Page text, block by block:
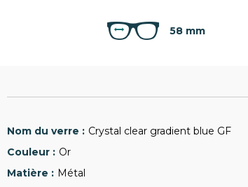
58 mm
Crystal clear gradient blue GF
Or
Métal